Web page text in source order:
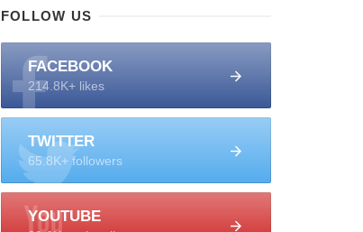
FOLLOW US
FACEBOOK
214.8K+ likes
TWITTER
65.8K+ followers
YOUTUBE